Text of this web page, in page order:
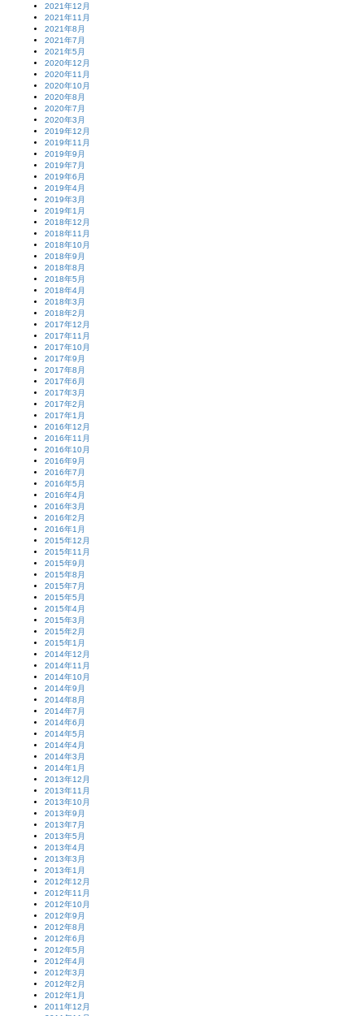
2021年12月
2021年11月
2021年8月
2021年7月
2021年5月
2020年12月
2020年11月
2020年10月
2020年8月
2020年7月
2020年3月
2019年12月
2019年11月
2019年9月
2019年7月
2019年6月
2019年4月
2019年3月
2019年1月
2018年12月
2018年11月
2018年10月
2018年9月
2018年8月
2018年5月
2018年4月
2018年3月
2018年2月
2017年12月
2017年11月
2017年10月
2017年9月
2017年8月
2017年6月
2017年3月
2017年2月
2017年1月
2016年12月
2016年11月
2016年10月
2016年9月
2016年7月
2016年5月
2016年4月
2016年3月
2016年2月
2016年1月
2015年12月
2015年11月
2015年9月
2015年8月
2015年7月
2015年5月
2015年4月
2015年3月
2015年2月
2015年1月
2014年12月
2014年11月
2014年10月
2014年9月
2014年8月
2014年7月
2014年6月
2014年5月
2014年4月
2014年3月
2014年1月
2013年12月
2013年11月
2013年10月
2013年9月
2013年7月
2013年5月
2013年4月
2013年3月
2013年1月
2012年12月
2012年11月
2012年10月
2012年9月
2012年8月
2012年6月
2012年5月
2012年4月
2012年3月
2012年2月
2012年1月
2011年12月